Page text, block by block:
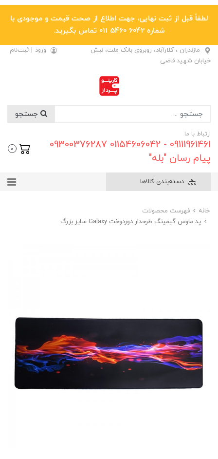
لطفاً قبل از ثبت نهایی، جهت اطلاع از صحت قیمت و موجودی با
شماره 6042 5460 011 تماس بگیرید.
مازندران ، کلارآباد، روبروی بانک ملت، نبش
خیابان شهید قاضی
ورود | ثبت‌نام
ارتباط با ما
09111961461 - 01154606042 09300376287
پیام رسان "بله"
0
دسته‌بندی کالاها
خانه
فهرست محصولات
پد ماوس گیمینگ طرحدار دوردوخت Galaxy سایز بزرگ